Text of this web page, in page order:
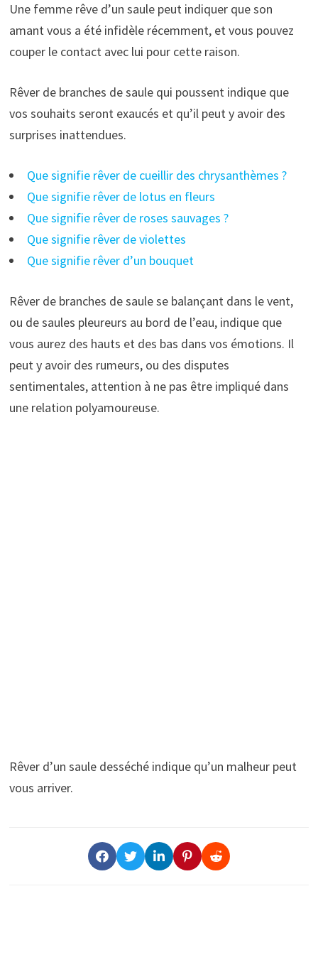
Une femme rêve d’un saule peut indiquer que son
amant vous a été infidèle récemment, et vous pouvez
couper le contact avec lui pour cette raison.
Rêver de branches de saule qui poussent indique que
vos souhaits seront exaucés et qu’il peut y avoir des
surprises inattendues.
Que signifie rêver de cueillir des chrysanthèmes ?
Que signifie rêver de lotus en fleurs
Que signifie rêver de roses sauvages ?
Que signifie rêver de violettes
Que signifie rêver d’un bouquet
Rêver de branches de saule se balançant dans le vent,
ou de saules pleureurs au bord de l’eau, indique que
vous aurez des hauts et des bas dans vos émotions. Il
peut y avoir des rumeurs, ou des disputes
sentimentales, attention à ne pas être impliqué dans
une relation polyamoureuse.
Rêver d’un saule desséché indique qu’un malheur peut
vous arriver.